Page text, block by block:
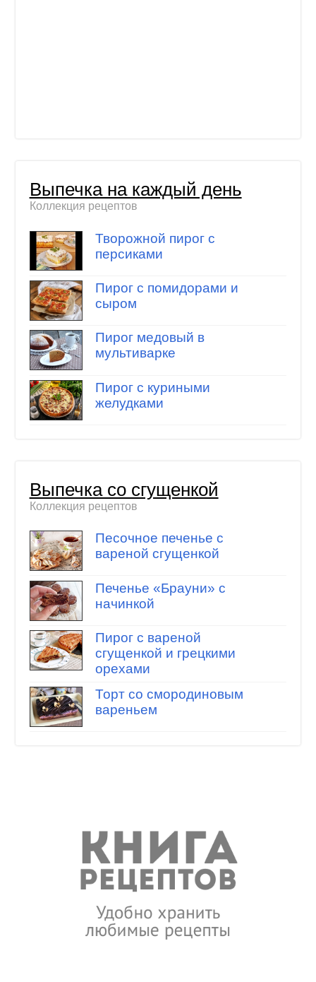
Выпечка на каждый день
Коллекция рецептов
Творожной пирог с
персиками
Пирог с помидорами и
сыром
Пирог медовый в
мультиварке
Пирог с куриными
желудками
Выпечка со сгущенкой
Коллекция рецептов
Песочное печенье с
вареной сгущенкой
Печенье «Брауни» с
начинкой
Пирог с вареной
сгущенкой и грецкими
орехами
Торт со смородиновым
вареньем